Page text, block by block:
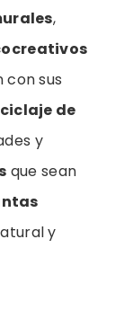
,
sus
de
y
que sean
y